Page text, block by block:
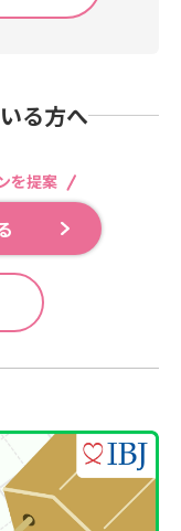
る方へ
を提案